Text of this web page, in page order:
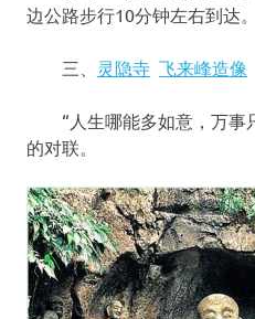
边公路步行10分钟左右到达。
三、 灵隐寺 飞来峰造像
“人生哪能多如意，万事
的对联。